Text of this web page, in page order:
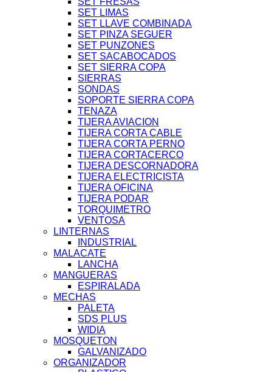
SET LIMAS
SET LLAVE COMBINADA
SET PINZA SEGUER
SET PUNZONES
SET SACABOCADOS
SET SIERRA COPA
SIERRAS
SONDAS
SOPORTE SIERRA COPA
TENAZA
TIJERA AVIACION
TIJERA CORTA CABLE
TIJERA CORTA PERNO
TIJERA CORTACERCO
TIJERA DESCORNADORA
TIJERA ELECTRICISTA
TIJERA OFICINA
TIJERA PODAR
TORQUIMETRO
VENTOSA
LINTERNAS
INDUSTRIAL
MALACATE
LANCHA
MANGUERAS
ESPIRALADA
MECHAS
PALETA
SDS PLUS
WIDIA
MOSQUETON
GALVANIZADO
ORGANIZADOR